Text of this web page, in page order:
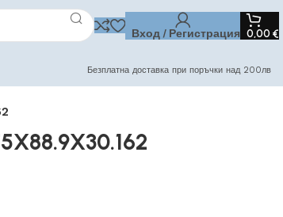
Вход / Регистрация 0,00 €
Безплатна доставка при поръчки над 200лв